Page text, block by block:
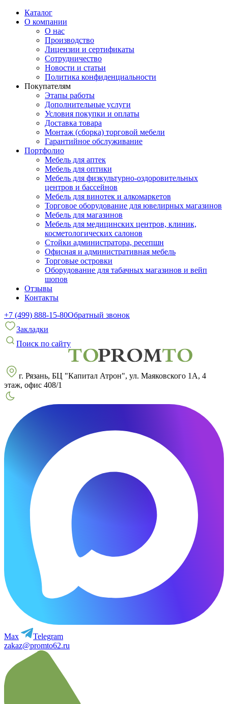
Каталог
О компании
О нас
Производство
Лицензии и сертификаты
Сотрудничество
Новости и статьи
Политика конфиденциальности
Покупателям
Этапы работы
Дополнительные услуги
Условия покупки и оплаты
Доставка товара
Монтаж (сборка) торговой мебели
Гарантийное обслуживание
Портфолио
Мебель для аптек
Мебель для оптики
Мебель для физкультурно-оздоровительных
центров и бассейнов
Мебель для винотек и алкомаркетов
Торговое оборудование для ювелирных магазинов
Мебель для магазинов
Мебель для медицинских центров, клиник,
косметологических салонов
Стойки администратора, ресепшн
Офисная и административная мебель
Торговые островки
Оборудование для табачных магазинов и вейп
шопов
Отзывы
Контакты
+7 (499) 888-15-80Обратный звонок
Закладки
Поиск по сайту
г. Рязань, БЦ "Капитал Атрон", ул. Маяковского 1А, 4
этаж, офис 408/1
Max
Telegram
zakaz@promto62.ru